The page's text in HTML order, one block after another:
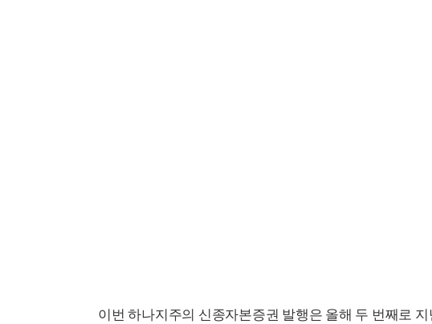
이번 하나지주의 신종자본증권 발행은 올해 두 번째로